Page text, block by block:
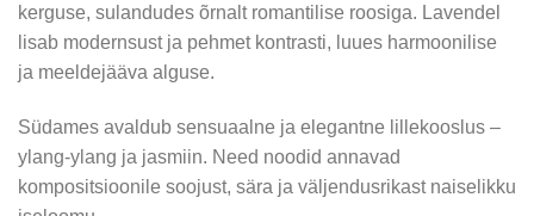
kerguse, sulandudes õrnalt romantilise roosiga. Lavendel
lisab modernsust ja pehmet kontrasti, luues harmoonilise
ja meeldejääva alguse.
Südames avaldub sensuaalne ja elegantne lillekooslus –
ylang-ylang ja jasmiin. Need noodid annavad
kompositsioonile soojust, sära ja väljendusrikast naiselikku